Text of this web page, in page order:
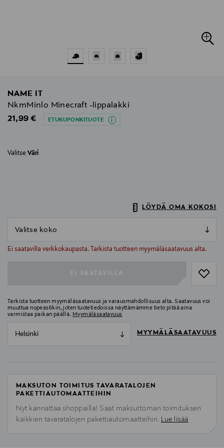
NAME IT
NkmMinlo Minecraft -lippalakki
Original Price
21,99 € ETUKUPONKITUOTE
Valitse Väri
LÖYDÄ OMA KOKOSI
Ei saatavilla verkkokaupasta. Tarkista tuotteen myymäläsaatavuus alta.
null
Tarkista tuotteen myymäläsaatavuus ja varausmahdollisuus alta. Saatavuus voi
muuttua nopeastikin, joten tuotetiedoissa näyttämämme tieto pitää aina
varmistaa paikan päällä. Myymäläsaatavuus
Helsinki MYYMÄLÄSAATAVUUS
MAKSUTON TOIMITUS TAVARATALOJEN
PAKETTIAUTOMAATTEIHIN
Nyt kannattaa shoppailla! Saat maksuttoman toimituksen
kaikkien tavaratalojen pakettiautomaatteihin. Lue lisää